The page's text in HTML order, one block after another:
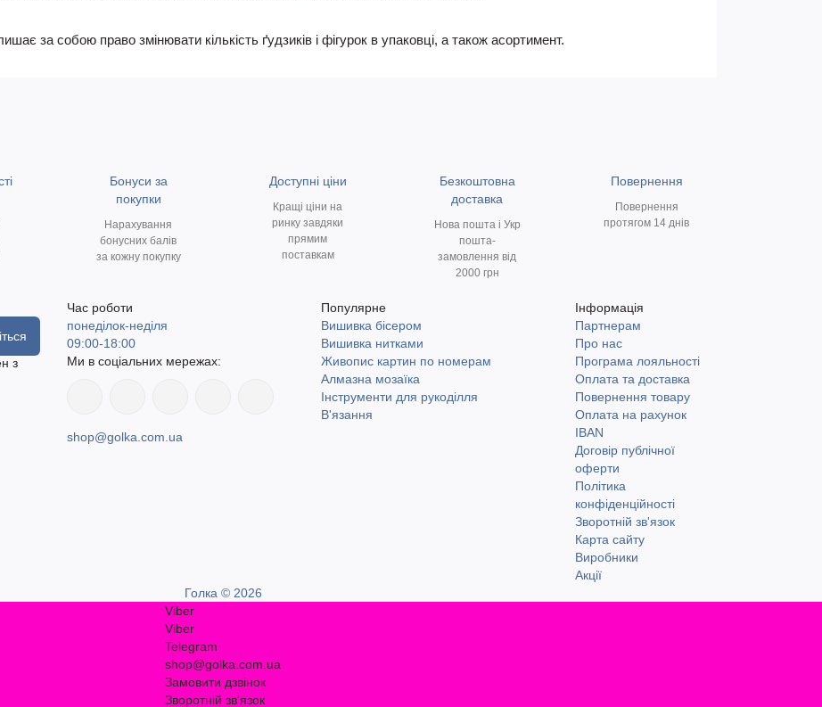
за собою право змінювати кількість ґудзиків і фігурок в упаковці, а також асортимент.
Бонуси за
покупки
Нарахування
бонусних балів
за кожну покупку
Доступні ціни
Кращі ціни на
ринку завдяки
прямим
поставкам
Безкоштовна
доставка
Нова пошта і Укр
пошта-
замовлення від
2000 грн
Повернення
Повернення
протягом 14 днів
з
Час роботи
понеділок-неділя
09:00-18:00
Ми в соціальних мережах:
shop@golka.com.ua
Популярне
Вишивка бісером
Вишивка нитками
Живопис картин по номерам
Алмазна мозаїка
Інструменти для рукоділля
В'язання
Інформація
Партнерам
Про нас
Програма лояльності
Оплата та доставка
Повернення товару
Оплата на рахунок
IBAN
Договір публічної
оферти
Політика
конфіденційності
Зворотній зв'язок
Карта сайту
Виробники
Акції
Голка © 2026
Viber
Viber
Telegram
shop@golka.com.ua
Замовити дзвінок
Зворотній зв'язок